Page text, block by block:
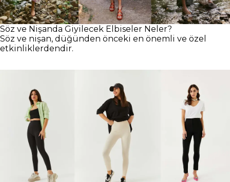
Söz ve Nişanda Giyilecek Elbiseler Neler?
Söz ve nişan, düğünden önceki en önemli ve özel
etkinliklerdendir.